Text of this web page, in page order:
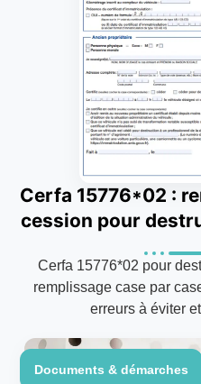
Cerfa 15776*02 :
cession pour
Cerfa 15776*02 pour
remplissage case par
erreurs à éviter
Documents & démarches